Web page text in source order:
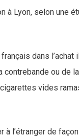
Lyon, selon une
dans
ou de
vides
l’étranger de